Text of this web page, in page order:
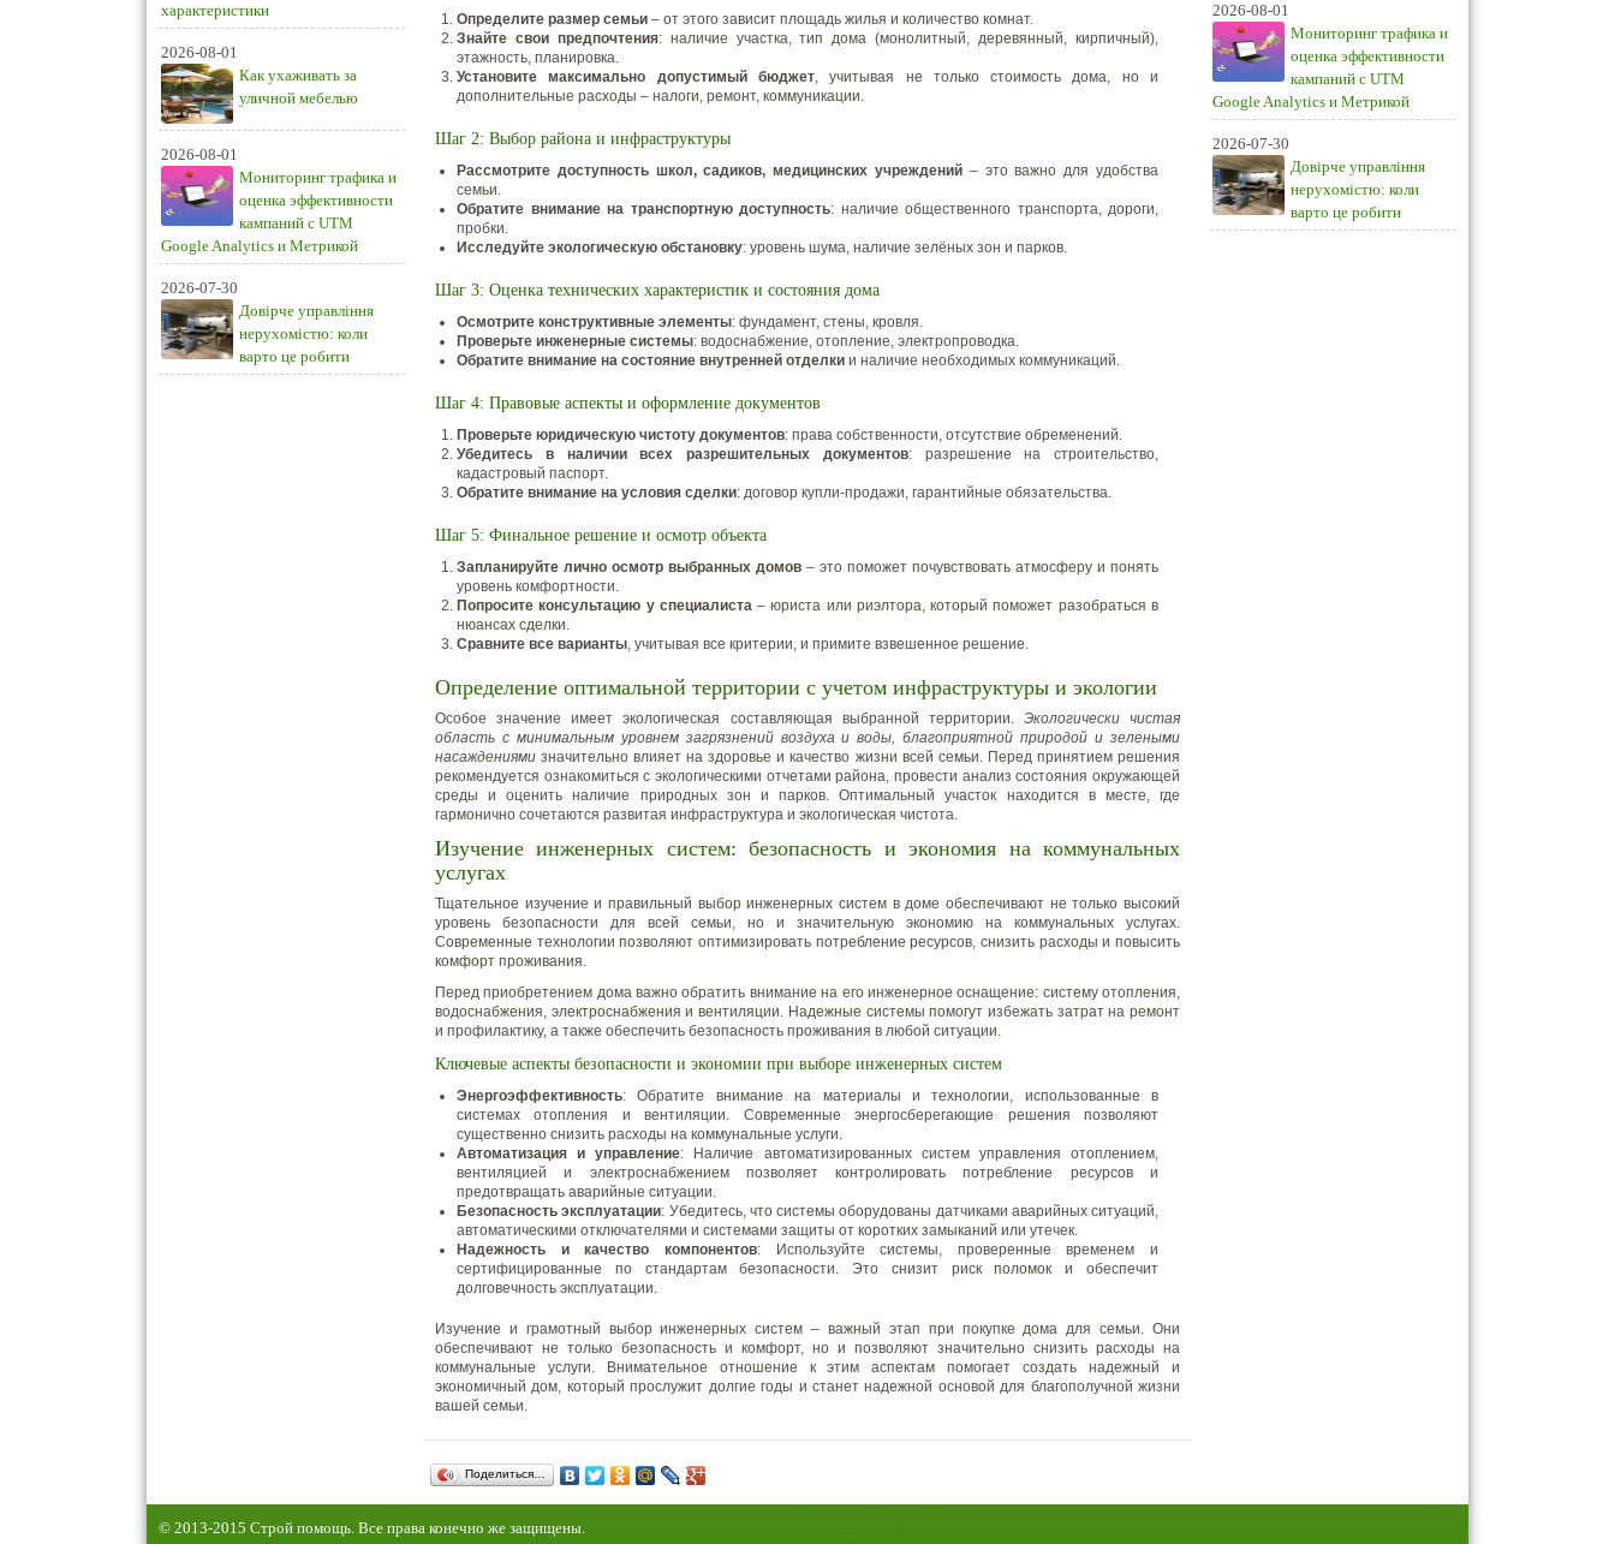
характеристики
2026-08-01
Как ухаживать за
уличной мебелью
2026-08-01
Мониторинг трафика и
оценка эффективности
кампаний с UTM
Google Analytics и Метрикой
2026-07-30
Довірче управління
нерухомістю: коли
варто це робити
Определите размер семьи – от этого зависит площадь жилья и количество комнат.
Знайте свои предпочтения: наличие участка, тип дома (монолитный, деревянный, кирпичный),
этажность, планировка.
Установите максимально допустимый бюджет, учитывая не только стоимость дома, но и
дополнительные расходы – налоги, ремонт, коммуникации.
Шаг 2: Выбор района и инфраструктуры
Рассмотрите доступность школ, садиков, медицинских учреждений – это важно для удобства
семьи.
Обратите внимание на транспортную доступность: наличие общественного транспорта, дороги,
пробки.
Исследуйте экологическую обстановку: уровень шума, наличие зелёных зон и парков.
Шаг 3: Оценка технических характеристик и состояния дома
Осмотрите конструктивные элементы: фундамент, стены, кровля.
Проверьте инженерные системы: водоснабжение, отопление, электропроводка.
Обратите внимание на состояние внутренней отделки и наличие необходимых коммуникаций.
Шаг 4: Правовые аспекты и оформление документов
Проверьте юридическую чистоту документов: права собственности, отсутствие обременений.
Убедитесь в наличии всех разрешительных документов: разрешение на строительство,
кадастровый паспорт.
Обратите внимание на условия сделки: договор купли-продажи, гарантийные обязательства.
Шаг 5: Финальное решение и осмотр объекта
Запланируйте лично осмотр выбранных домов – это поможет почувствовать атмосферу и понять
уровень комфортности.
Попросите консультацию у специалиста– юриста или риэлтора, который поможет разобраться в
нюансах сделки.
Сравните все варианты, учитывая все критерии, и примите взвешенное решение.
Определение оптимальной территории с учетом инфраструктуры и экологии
Особое значение имеет экологическая составляющая выбранной территории. Экологически чистая
область с минимальным уровнем загрязнений воздуха и воды, благоприятной природой и зелеными
насаждениями значительно влияет на здоровье и качество жизни всей семьи. Перед принятием решения
рекомендуется ознакомиться с экологическими отчетами района, провести анализ состояния окружающей
среды и оценить наличие природных зон и парков. Оптимальный участок находится в месте, где
гармонично сочетаются развитая инфраструктура и экологическая чистота.
Изучение инженерных систем: безопасность и экономия на коммунальных
услугах
Тщательное изучение и правильный выбор инженерных систем в доме обеспечивают не только высокий
уровень безопасности для всей семьи, но и значительную экономию на коммунальных услугах.
Современные технологии позволяют оптимизировать потребление ресурсов, снизить расходы и повысить
комфорт проживания.
Перед приобретением дома важно обратить внимание на его инженерное оснащение: систему отопления,
водоснабжения, электроснабжения и вентиляции. Надежные системы помогут избежать затрат на ремонт
и профилактику, а также обеспечить безопасность проживания в любой ситуации.
Ключевые аспекты безопасности и экономии при выборе инженерных систем
Энергоэффективность: Обратите внимание на материалы и технологии, использованные в
системах отопления и вентиляции. Современные энергосберегающие решения позволяют
существенно снизить расходы на коммунальные услуги.
Автоматизация и управление: Наличие автоматизированных систем управления отоплением,
вентиляцией и электроснабжением позволяет контролировать потребление ресурсов и
предотвращать аварийные ситуации.
Безопасность эксплуатации: Убедитесь, что системы оборудованы датчиками аварийных ситуаций,
автоматическими отключателями и системами защиты от коротких замыканий или утечек.
Надежность и качество компонентов: Используйте системы, проверенные временем и
сертифицированные по стандартам безопасности. Это снизит риск поломок и обеспечит
долговечность эксплуатации.
Изучение и грамотный выбор инженерных систем – важный этап при покупке дома для семьи. Они
обеспечивают не только безопасность и комфорт, но и позволяют значительно снизить расходы на
коммунальные услуги. Внимательное отношение к этим аспектам помогает создать надежный и
экономичный дом, который прослужит долгие годы и станет надежной основой для благополучной жизни
вашей семьи.
Поделиться…
2026-08-01
Мониторинг трафика и
оценка эффективности
кампаний с UTM
Google Analytics и Метрикой
2026-07-30
Довірче управління
нерухомістю: коли
варто це робити
© 2013-2015 Строй помощь. Все права конечно же защищены.